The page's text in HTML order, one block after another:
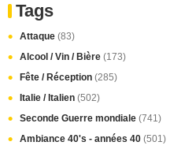
Tags
Attaque (83)
Alcool / Vin / Bière (173)
Fête / Réception (285)
Italie / Italien (502)
Seconde Guerre mondiale (741)
Ambiance 40's - années 40 (501)